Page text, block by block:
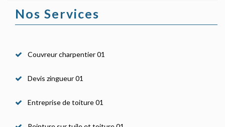
Nos Services
Couvreur charpentier 01
Devis zingueur 01
Entreprise de toiture 01